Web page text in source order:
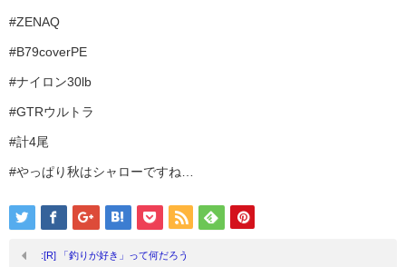
#ZENAQ
#B79coverPE
#ナイロン30lb
#GTRウルトラ
#計4尾
#やっぱり秋はシャローですね…
:[R] 「釣りが好き」って何だろう